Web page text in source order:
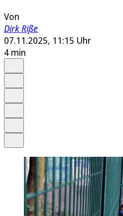
Von
Dirk Riße
07.11.2025, 11:15 Uhr
4 min